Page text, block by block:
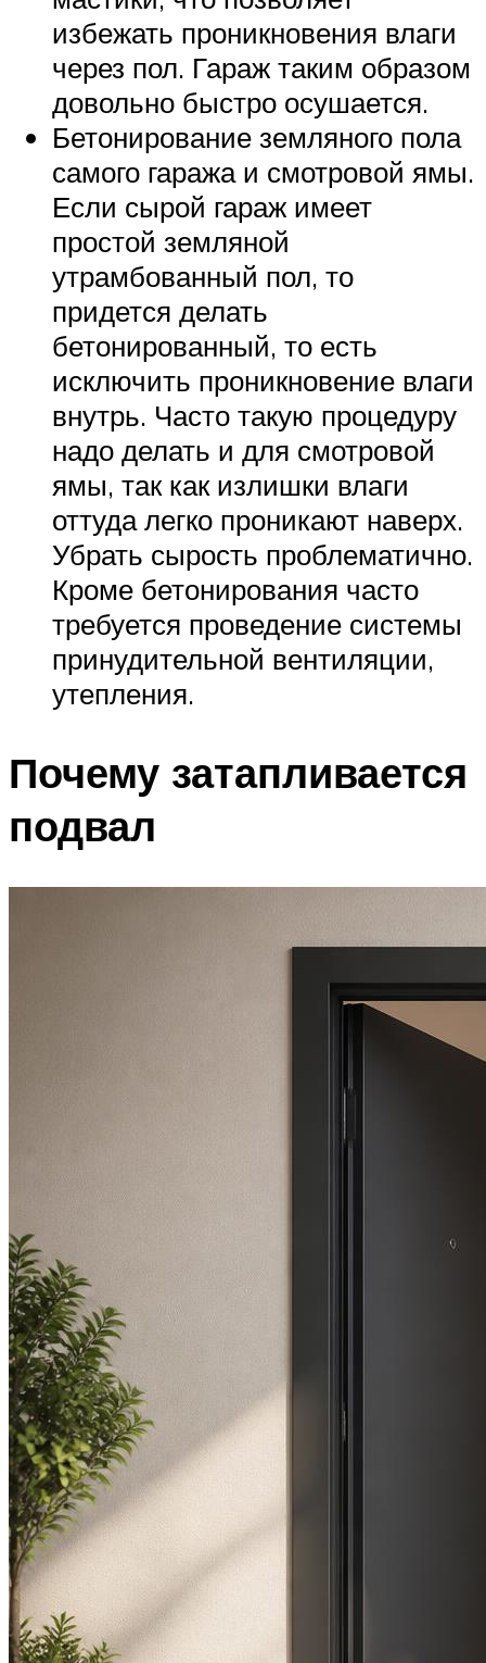
избежать проникновения влаги
через пол. Гараж таким образом
довольно быстро осушается.
Бетонирование земляного пола
самого гаража и смотровой ямы.
Если сырой гараж имеет
простой земляной
утрамбованный пол, то
придется делать
бетонированный, то есть
исключить проникновение влаги
внутрь. Часто такую процедуру
надо делать и для смотровой
ямы, так как излишки влаги
оттуда легко проникают наверх.
Убрать сырость проблематично.
Кроме бетонирования часто
требуется проведение системы
принудительной вентиляции,
утепления.
Почему затапливается
подвал